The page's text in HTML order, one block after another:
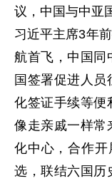
议，中国与中亚
习近平主席3年
航首飞，中国同
国签署促进人
化签证手续等便
像走亲戚一样常
化中心，合作
选，联结六国历